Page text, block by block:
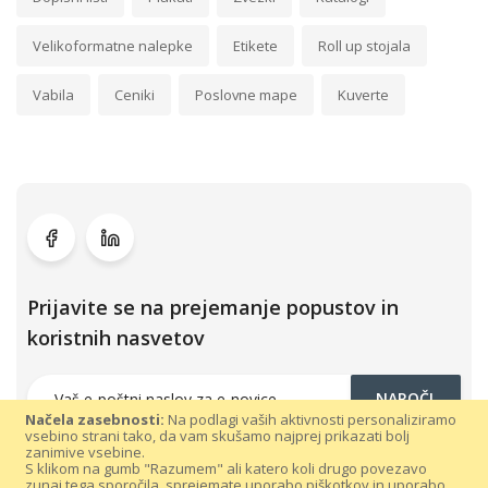
Načela zasebnosti: Na podlagi vaših aktivnosti personaliziramo
vsebino strani tako, da vam skušamo najprej prikazati bolj
zanimive vsebine.
S klikom na gumb "Razumem" ali katero koli drugo povezavo
Velikoformatne nalepke Etikete Roll up stojala
Vabila Ceniki Poslovne mape Kuverte
Prijavite se na prejemanje popustov in
koristnih nasvetov
NAROČI